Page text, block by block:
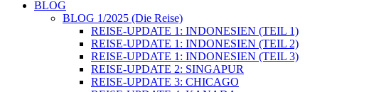
BLOG
BLOG 1/2025 (Die Reise)
REISE-UPDATE 1: INDONESIEN (TEIL 1)
REISE-UPDATE 1: INDONESIEN (TEIL 2)
REISE-UPDATE 1: INDONESIEN (TEIL 3)
REISE-UPDATE 2: SINGAPUR
REISE-UPDATE 3: CHICAGO